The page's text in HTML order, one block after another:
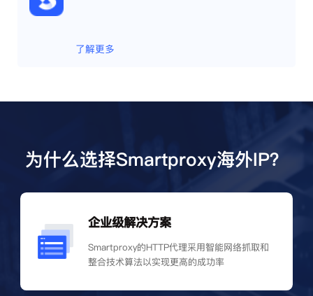
了解更多
为什么选择Smartproxy海外IP？
企业级解决方案
Smartproxy的HTTP代理采用智能网络抓取和
整合技术算法以实现更高的成功率